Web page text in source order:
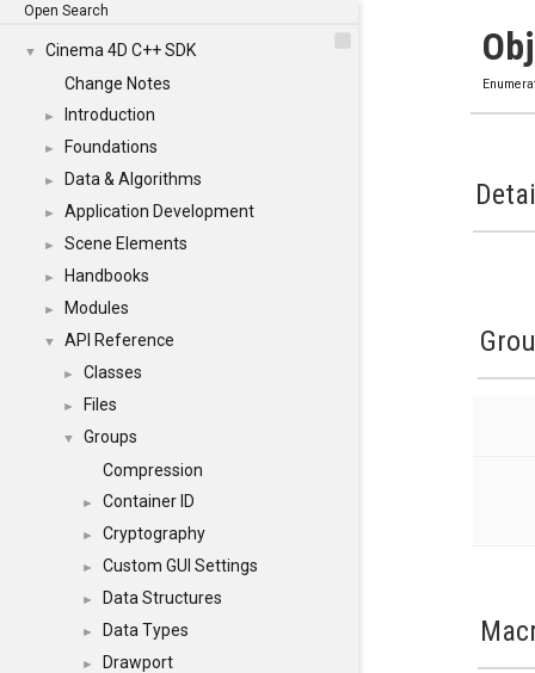
Open Search
▼
Cinema 4D C++ SDK
Change Notes
► Introduction
► Foundations
► Data & Algorithms
► Application Development
► Scene Elements
► Handbooks
► Modules
▼ API Reference
► Classes
► Files
▼
Groups
Compression
► Container ID
► Cryptography
► Custom GUI Settings
► Data Structures
► Data Types
► Drawport